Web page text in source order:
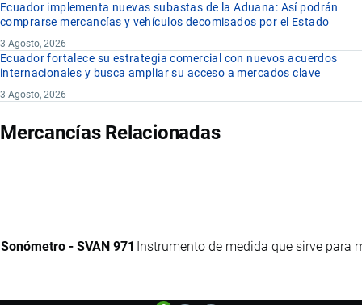
Ecuador implementa nuevas subastas de la Aduana: Así podrán
comprarse mercancías y vehículos decomisados por el Estado
3 Agosto, 2026
Ecuador fortalece su estrategia comercial con nuevos acuerdos
internacionales y busca ampliar su acceso a mercados clave
3 Agosto, 2026
Mercancías Relacionadas
Sonómetro - SVAN 971 Instrumento de medida que sirve para